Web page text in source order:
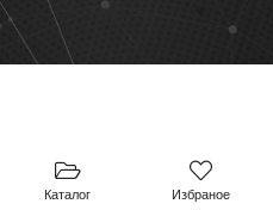
Каталог Избраное